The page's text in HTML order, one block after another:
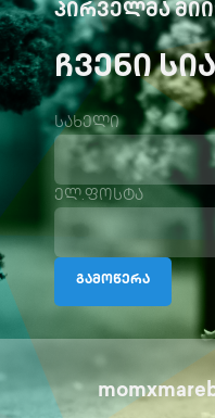
ᲞᲘᲠᲕᲔᲚᲛᲐ
ᲩᲕᲔᲜᲘ
სახელი
ელ.ფოსტა
გამოწერა